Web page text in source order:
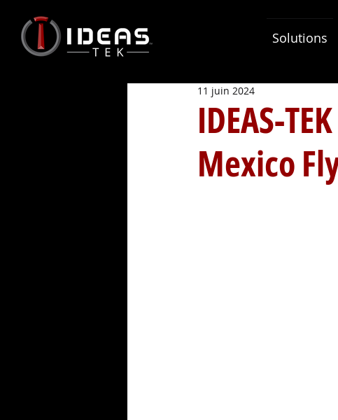
Solutions
IDEAS-
Mexico
11 juin 2024